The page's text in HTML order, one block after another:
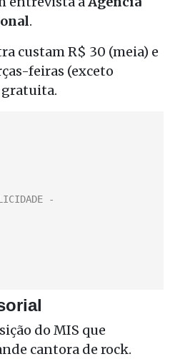
.
custam R$ 30 (meia) e
feiras (exceto
gratuita.
do MIS que
cantora de rock.